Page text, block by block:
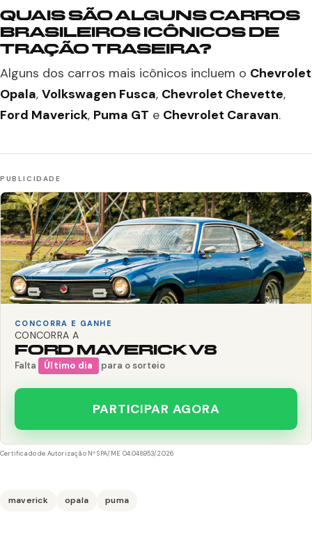
QUAIS SÃO ALGUNS CARROS
BRASILEIROS ICÔNICOS DE
TRAÇÃO TRASEIRA?
Alguns dos carros mais icônicos incluem o Chevrolet
Opala, Volkswagen Fusca, Chevrolet Chevette,
Ford Maverick, Puma GT e Chevrolet Caravan.
CONCORRA E GANHE
CONCORRA A
FORD MAVERICK V8
Falta Último dia para o sorteio
PARTICIPAR AGORA
Certificado de Autorização Nº SPA/ME 04.048953/2026
maverick opala puma